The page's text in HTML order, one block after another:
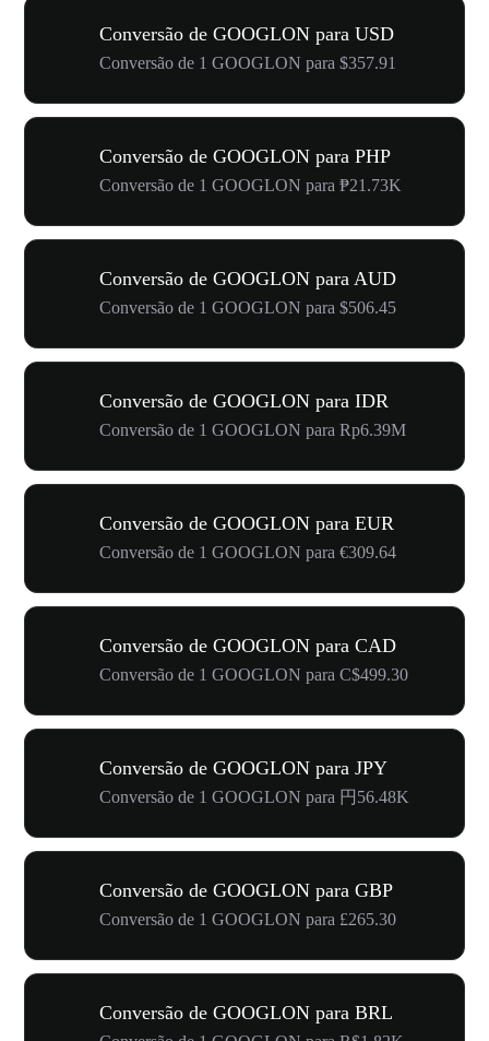
Conversão de GOOGLON para USD
Conversão de 1 GOOGLON para $357.91
Conversão de GOOGLON para PHP
Conversão de 1 GOOGLON para ₱21.73K
Conversão de GOOGLON para AUD
Conversão de 1 GOOGLON para $506.45
Conversão de GOOGLON para IDR
Conversão de 1 GOOGLON para Rp6.39M
Conversão de GOOGLON para EUR
Conversão de 1 GOOGLON para €309.64
Conversão de GOOGLON para CAD
Conversão de 1 GOOGLON para C$499.30
Conversão de GOOGLON para JPY
Conversão de 1 GOOGLON para 円56.48K
Conversão de GOOGLON para GBP
Conversão de 1 GOOGLON para £265.30
Conversão de GOOGLON para BRL